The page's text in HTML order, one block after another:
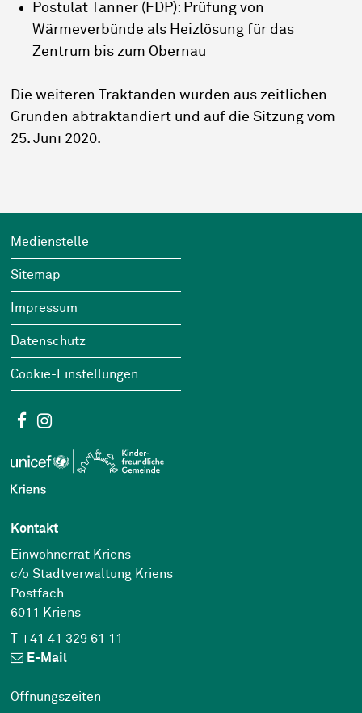
Postulat Tanner (FDP): Prüfung von
Wärmeverbünde als Heizlösung für das
Zentrum bis zum Obernau
Die weiteren Traktanden wurden aus zeitlichen
Gründen abtraktandiert und auf die Sitzung vom
25. Juni 2020.
Footer
Wichtige Links
Medienstelle
Sitemap
Impressum
Datenschutz
Cookie-Einstellungen
Social Media
Facebook
Kontakt
Einwohnerrat Kriens
c/o Stadtverwaltung Kriens
Postfach
6011 Kriens
T +41 41 329 61 11
E-Mail
Öffnungszeiten